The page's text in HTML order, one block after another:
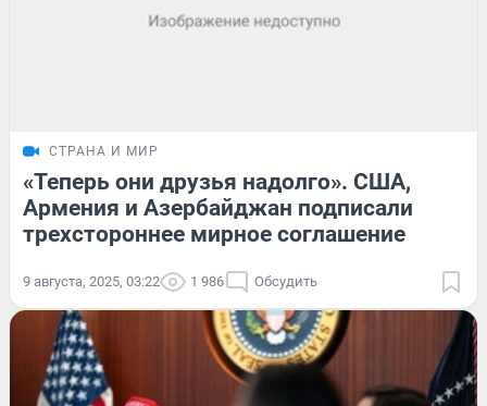
СТРАНА И МИР
«Теперь они друзья надолго». США,
Армения и Азербайджан подписали
трехстороннее мирное соглашение
9 августа, 2025, 03:22 1 986 Обсудить